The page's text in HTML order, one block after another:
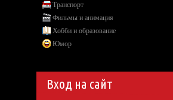
Транспорт
Фильмы и анимация
Хобби и образование
Юмор
Вход на сайт